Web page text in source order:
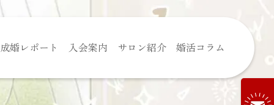
婚レポート 入会案内 サロン紹介 婚活コラム